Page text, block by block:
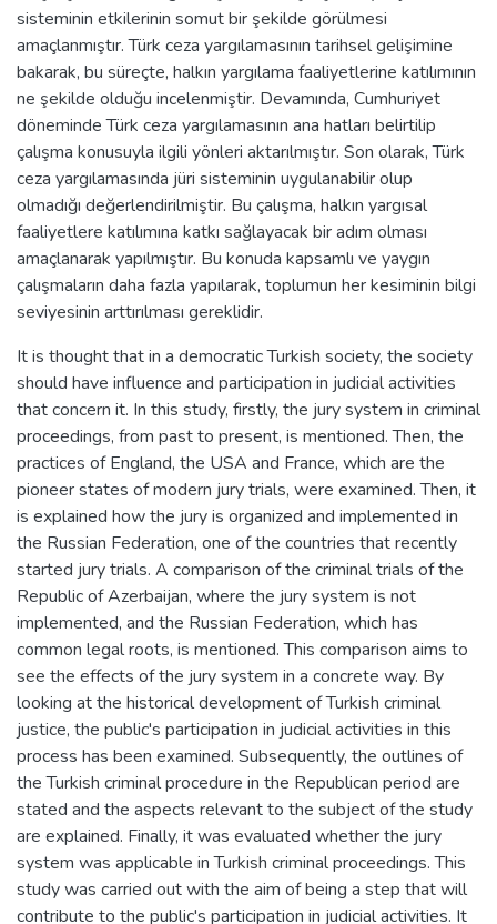
sisteminin etkilerinin somut bir şekilde görülmesi
amaçlanmıştır. Türk ceza yargılamasının tarihsel gelişimine
bakarak, bu süreçte, halkın yargılama faaliyetlerine katılımının
ne şekilde olduğu incelenmiştir. Devamında, Cumhuriyet
döneminde Türk ceza yargılamasının ana hatları belirtilip
çalışma konusuyla ilgili yönleri aktarılmıştır. Son olarak, Türk
ceza yargılamasında jüri sisteminin uygulanabilir olup
olmadığı değerlendirilmiştir. Bu çalışma, halkın yargısal
faaliyetlere katılımına katkı sağlayacak bir adım olması
amaçlanarak yapılmıştır. Bu konuda kapsamlı ve yaygın
çalışmaların daha fazla yapılarak, toplumun her kesiminin bilgi
seviyesinin arttırılması gereklidir.
It is thought that in a democratic Turkish society, the society
should have influence and participation in judicial activities
that concern it. In this study, firstly, the jury system in criminal
proceedings, from past to present, is mentioned. Then, the
practices of England, the USA and France, which are the
pioneer states of modern jury trials, were examined. Then, it
is explained how the jury is organized and implemented in
the Russian Federation, one of the countries that recently
started jury trials. A comparison of the criminal trials of the
Republic of Azerbaijan, where the jury system is not
implemented, and the Russian Federation, which has
common legal roots, is mentioned. This comparison aims to
see the effects of the jury system in a concrete way. By
looking at the historical development of Turkish criminal
justice, the public's participation in judicial activities in this
process has been examined. Subsequently, the outlines of
the Turkish criminal procedure in the Republican period are
stated and the aspects relevant to the subject of the study
are explained. Finally, it was evaluated whether the jury
system was applicable in Turkish criminal proceedings. This
study was carried out with the aim of being a step that will
contribute to the public's participation in judicial activities. It